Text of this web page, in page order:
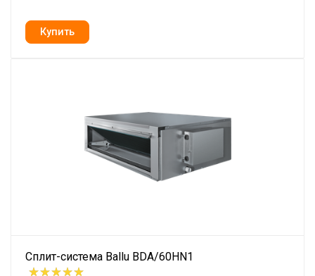
Сплит-система Ballu BDA/60HN1